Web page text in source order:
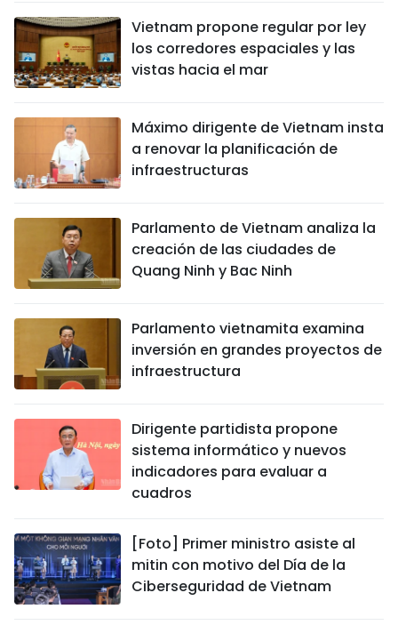
Vietnam propone regular por ley
los corredores espaciales y las
vistas hacia el mar
Máximo dirigente de Vietnam insta
a renovar la planificación de
infraestructuras
Parlamento de Vietnam analiza la
creación de las ciudades de
Quang Ninh y Bac Ninh
Parlamento vietnamita examina
inversión en grandes proyectos de
infraestructura
Dirigente partidista propone
sistema informático y nuevos
indicadores para evaluar a
cuadros
[Foto] Primer ministro asiste al
mitin con motivo del Día de la
Ciberseguridad de Vietnam